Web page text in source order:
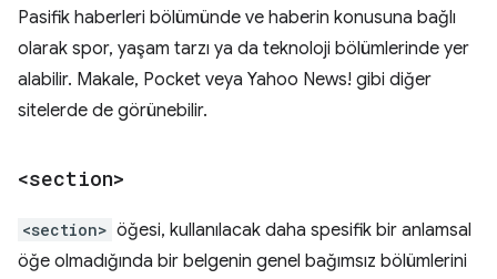
Pasifik haberleri bölümünde ve haberin konusuna bağlı
olarak spor, yaşam tarzı ya da teknoloji bölümlerinde yer
alabilir. Makale, Pocket veya Yahoo News! gibi diğer
sitelerde de görünebilir.
<section>
<section> öğesi, kullanılacak daha spesifik bir anlamsal
öğe olmadığında bir belgenin genel bağımsız bölümlerini